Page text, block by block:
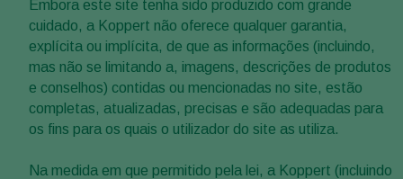
Embora este site tenha sido produzido com grande
cuidado, a Koppert não oferece qualquer garantia,
explícita ou implícita, de que as informações (incluindo,
mas não se limitando a, imagens, descrições de produtos
e conselhos) contidas ou mencionadas no site, estão
completas, atualizadas, precisas e são adequadas para
os fins para os quais o utilizador do site as utiliza.
Na medida em que permitido pela lei, a Koppert (incluindo